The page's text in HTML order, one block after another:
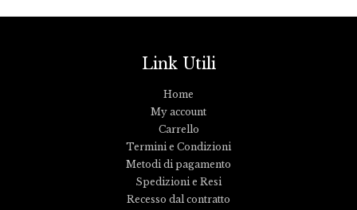
Link Utili
Home
My account
Carrello
Termini e Condizioni
Metodi di pagamento
Spedizioni e Resi
Recesso dal contratto